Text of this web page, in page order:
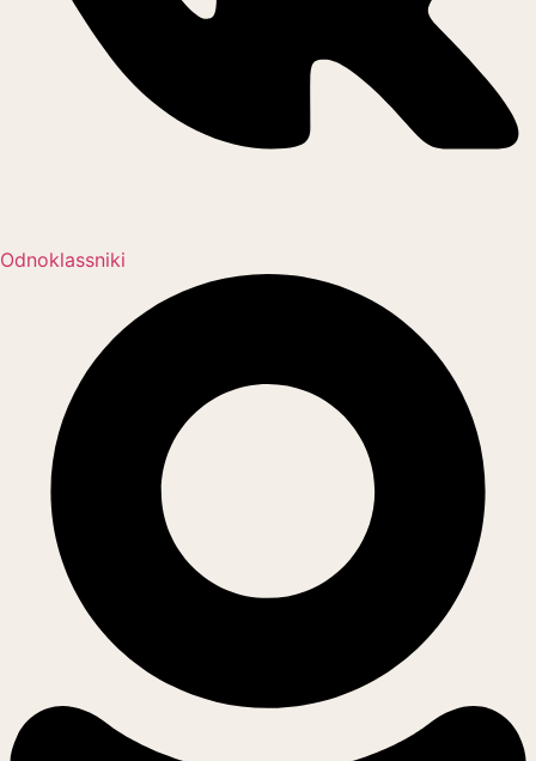
Odnoklassniki